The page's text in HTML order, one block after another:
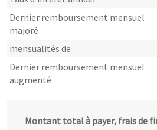
Dernier remboursement mensuel
majoré
mensualités de
Dernier remboursement mensuel
augmenté
Montant total à payer, frais de